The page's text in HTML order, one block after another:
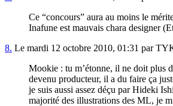
Ce “concours” aura au moins le
Inafune est mauvais chara designer
8. Le mardi 12 octobre 2010, 01:31 par
Mookie : tu m’étonne, il ne doit plus
devenu producteur, il a du faire ça
je suis aussi assez déçu par Hideki
majorité des illustrations des ML, je